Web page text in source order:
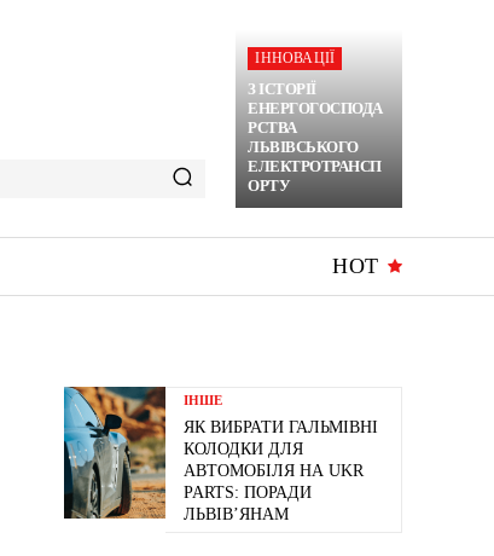
ІННОВАЦІЇ
З ІСТОРІЇ
ЕНЕРГОГОСПОДА
РСТВА
ЛЬВІВСЬКОГО
ЕЛЕКТРОТРАНСП
ОРТУ
HOT
ІНШЕ
ЯК ВИБРАТИ ГАЛЬМІВНІ
КОЛОДКИ ДЛЯ
АВТОМОБІЛЯ НА UKR
PARTS: ПОРАДИ
ЛЬВІВ’ЯНАМ